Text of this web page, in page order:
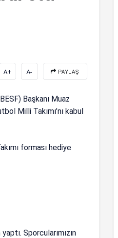
A+ A- PAYLAŞ
Başkanı Muaz
Milli Takımı’nı kabul
forması hediye
Sporcularımızın